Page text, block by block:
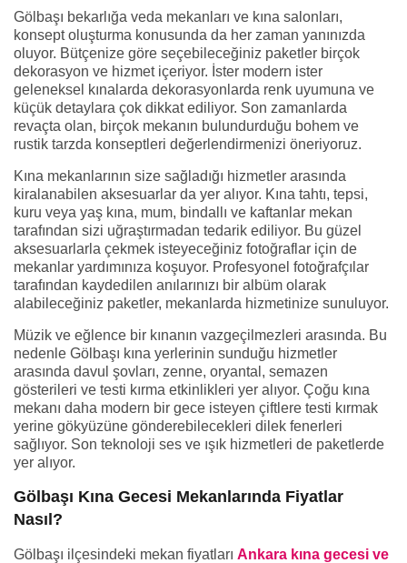
Gölbaşı bekarlığa veda mekanları ve kına salonları,
konsept oluşturma konusunda da her zaman yanınızda
oluyor. Bütçenize göre seçebileceğiniz paketler birçok
dekorasyon ve hizmet içeriyor. İster modern ister
geleneksel kınalarda dekorasyonlarda renk uyumuna ve
küçük detaylara çok dikkat ediliyor. Son zamanlarda
revaçta olan, birçok mekanın bulundurduğu bohem ve
rustik tarzda konseptleri değerlendirmenizi öneriyoruz.
Kına mekanlarının size sağladığı hizmetler arasında
kiralanabilen aksesuarlar da yer alıyor. Kına tahtı, tepsi,
kuru veya yaş kına, mum, bindallı ve kaftanlar mekan
tarafından sizi uğraştırmadan tedarik ediliyor. Bu güzel
aksesuarlarla çekmek isteyeceğiniz fotoğraflar için de
mekanlar yardımınıza koşuyor. Profesyonel fotoğrafçılar
tarafından kaydedilen anılarınızı bir albüm olarak
alabileceğiniz paketler, mekanlarda hizmetinize sunuluyor.
Müzik ve eğlence bir kınanın vazgeçilmezleri arasında. Bu
nedenle Gölbaşı kına yerlerinin sunduğu hizmetler
arasında davul şovları, zenne, oryantal, semazen
gösterileri ve testi kırma etkinlikleri yer alıyor. Çoğu kına
mekanı daha modern bir gece isteyen çiftlere testi kırmak
yerine gökyüzüne gönderebilecekleri dilek fenerleri
sağlıyor. Son teknoloji ses ve ışık hizmetleri de paketlerde
yer alıyor.
Gölbaşı Kına Gecesi Mekanlarında Fiyatlar
Nasıl?
Gölbaşı ilçesindeki mekan fiyatları Ankara kına gecesi ve